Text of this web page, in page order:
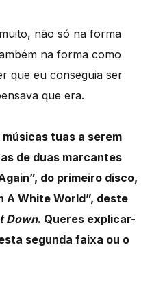
não só na forma
na forma como
que eu conseguia ser
que era.
tuas a serem
de duas marcantes
do primeiro disco,
A White World”, deste
Down. Queres explicar-
segunda faixa ou o